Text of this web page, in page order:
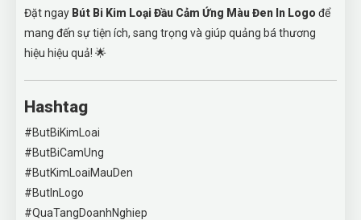
Đặt ngay Bút Bi Kim Loại Đầu Cảm Ứng Màu Đen In Logo để
mang đến sự tiện ích, sang trọng và giúp quảng bá thương
hiệu hiệu quả! 🌟
Hashtag
#ButBiKimLoai
#ButBiCamUng
#ButKimLoaiMauDen
#ButInLogo
#QuaTangDoanhNghiep